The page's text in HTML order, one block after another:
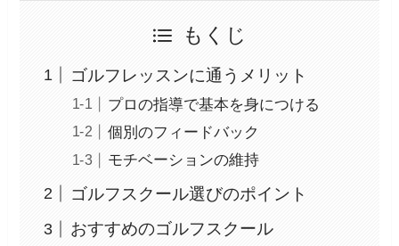
もくじ
ゴルフレッスンに通うメリット
プロの指導で基本を身につける
個別のフィードバック
モチベーションの維持
ゴルフスクール選びのポイント
おすすめのゴルフスクール